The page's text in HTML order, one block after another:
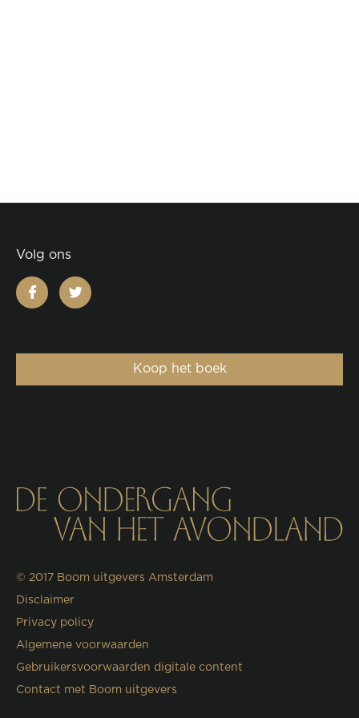
Volg ons
facebooktwitter
Koop het boek
© 2017 Boom uitgevers Amsterdam
Disclaimer
Privacy policy
Algemene voorwaarden
Gebruikersvoorwaarden digitale content
Contact met Boom uitgevers